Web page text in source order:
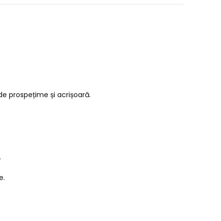
prospețime și acrișoară.